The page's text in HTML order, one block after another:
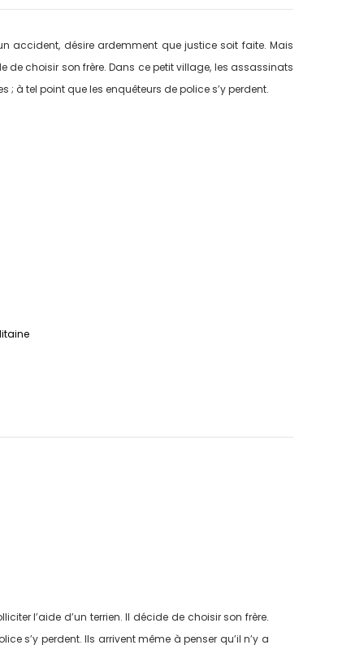
accident, désire ardemment que justice soit faite. Mais
de choisir son frère. Dans ce petit village, les assassinats
à tel point que les enquêteurs de police s’y perdent.
l’aide d’un terrien. Il décide de choisir son frère.
s’y perdent. Ils arrivent même à penser qu’il n’y a